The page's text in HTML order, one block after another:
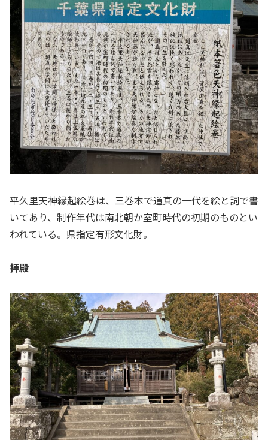
平久里天神縁起絵巻は、三巻本で道真の一代を絵と詞で書
いてあり、制作年代は南北朝か室町時代の初期のものとい
われている。県指定有形文化財。
拝殿